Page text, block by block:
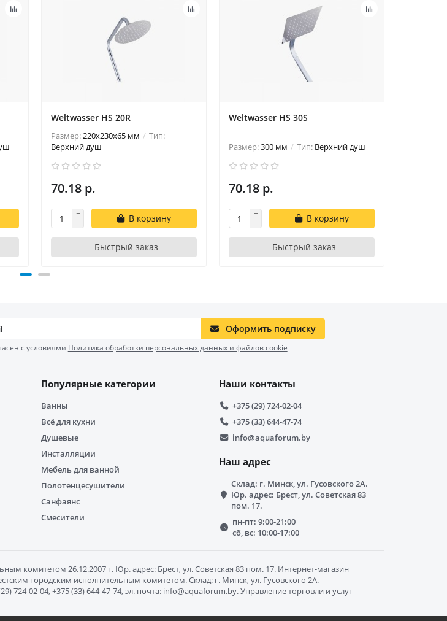
Weltwasser HS 20R
Размер:220x230x65 мм
Тип:
Верхний душ
70.18 р.
В корзину
Быстрый заказ
Weltwasser HS 30S
Размер:300 мм Тип: Верхний душ
70.18 р.
В корзину
Быстрый заказ
Оформить подписку
с условиями Политика обработки персональных данных и файлов cookie
Популярные категории
Ванны
Всё для кухни
Душевые
Инсталляции
Мебель для ванной
Полотенцесушители
Санфаянс
Смесители
Наши контакты
+375 (29) 724-02-04
+375 (33) 644-47-74
info@aquaforum.by
Наш адрес
Склад: г. Минск, ул. Гусовского 2А.
Юр. адрес: Брест, ул. Советская 83
пом. 17.
пн-пт: 9:00-21:00
сб, вс: 10:00-17:00
комитетом 26.12.2007 г. Юр. адрес: Брест, ул. Советская 83 пом. 17. Интернет-магазин
городским исполнительным комитетом. Склад: г. Минск, ул. Гусовского 2А.
02-04, +375 (33) 644-47-74, эл. почта: info@aquaforum.by. Управление торговли и услуг